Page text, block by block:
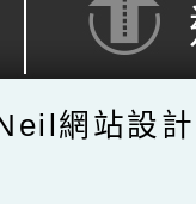
網站設